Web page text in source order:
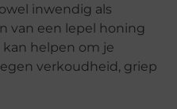
inwendig als
van een lepel honing
helpen om je
verkoudheid, griep